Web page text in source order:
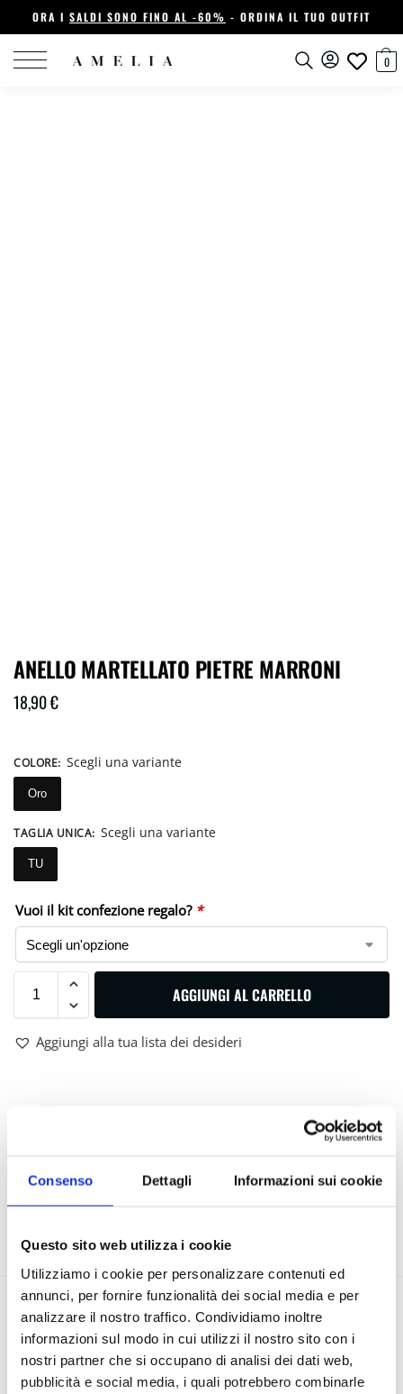
Consenso Dettagli Informazioni sui cookie
Questo sito web utilizza i cookie
Utilizziamo i cookie per personalizzare contenuti ed
annunci, per fornire funzionalità dei social media e per
analizzare il nostro traffico. Condividiamo inoltre
informazioni sul modo in cui utilizzi il nostro sito con i
nostri partner che si occupano di analisi dei dati web,
pubblicità e social media, i quali potrebbero combinarle
ORA I SALDI SONO FINO AL -60% - ORDINA IL TUO OUTFIT
0
ANELLO MARTELLATO PIETRE MARRONI
18,90€
COLORE: Scegli una variante
Oro
TAGLIA UNICA: Scegli una variante
TU
Vuoi il kit confezione regalo? *
AGGIUNGI AL CARRELLO
Aggiungi alla tua lista dei desideri
VESTIBILITÀ
Recensioni 0
Ancora non ci sono recensioni.